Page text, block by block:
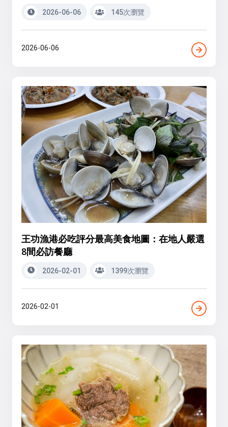
2026-06-06 145次瀏覽
2026-06-06
王功漁港必吃評分最高美食地圖：在地人嚴選
8間必訪餐廳
2026-02-01 1399次瀏覽
2026-02-01